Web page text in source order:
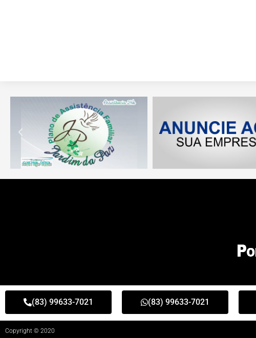
(83) 99633-7021 (83) 99633-7021
Copyright © 2020